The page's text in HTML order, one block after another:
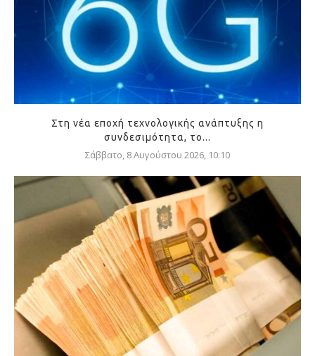
Στη νέα εποχή τεχνολογικής ανάπτυξης η
συνδεσιμότητα, το...
Σάββατο, 8 Αυγούστου 2026, 10:10